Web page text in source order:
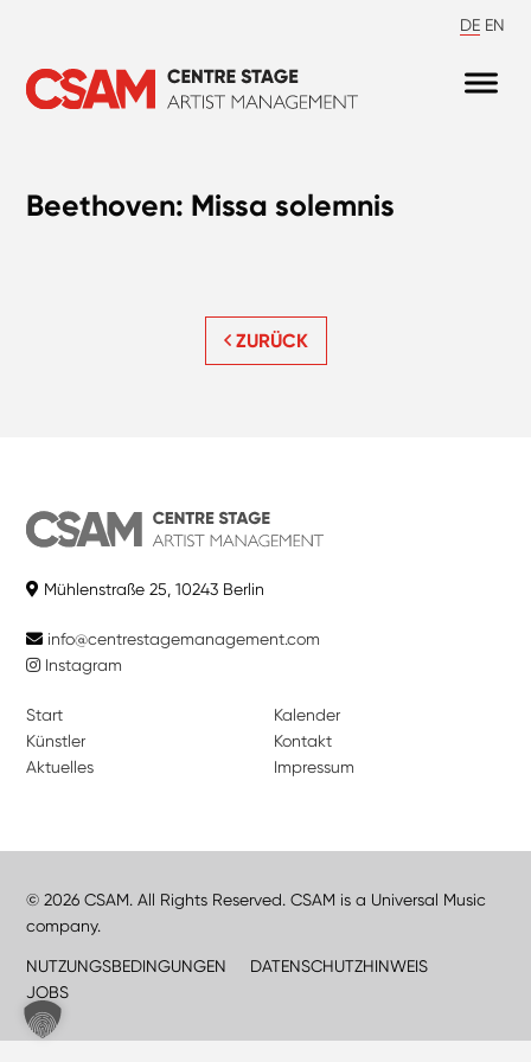
DE EN
Beethoven: Missa solemnis
ZURÜCK
Mühlenstraße 25, 10243 Berlin
info@centrestagemanagement.com
Instagram
Start
Künstler
Aktuelles
Kalender
Kontakt
Impressum
© 2026 CSAM. All Rights Reserved. CSAM is a Universal Music
company.
NUTZUNGSBEDINGUNGEN
DATENSCHUTZHINWEIS
JOBS